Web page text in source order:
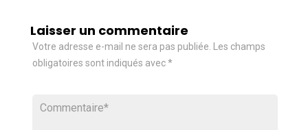
Laisser un commentaire
Votre adresse e-mail ne sera pas publiée.
Les champs
obligatoires sont indiqués avec*